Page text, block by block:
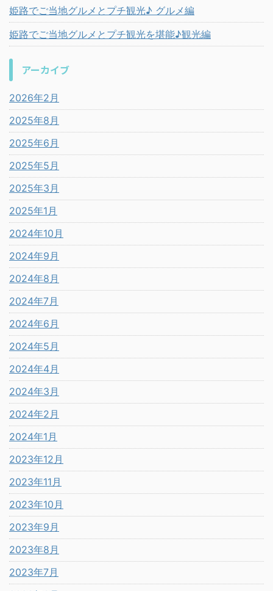
姫路でご当地グルメとプチ観光♪ グルメ編
姫路でご当地グルメとプチ観光を堪能♪観光編
アーカイブ
2026年2月
2025年8月
2025年6月
2025年5月
2025年3月
2025年1月
2024年10月
2024年9月
2024年8月
2024年7月
2024年6月
2024年5月
2024年4月
2024年3月
2024年2月
2024年1月
2023年12月
2023年11月
2023年10月
2023年9月
2023年8月
2023年7月